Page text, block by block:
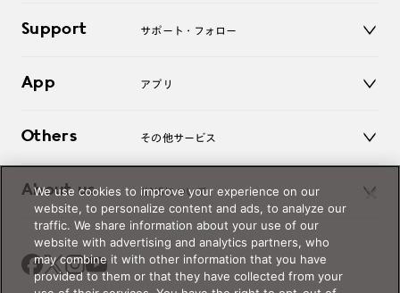
アクセサリー
ログアウト
Support サポート・フォロー
よくあるご質問
お問い合わせ
App アプリ
Others その他サービス
レンズ交換
オンラインギフト
価格案内
About us JINSについて
Magnify Life
会社概要
採用情報
法人のお客様
We use cookies to improve your experience on our
website, to personalize content and ads, to analyze our
traffic. We share information about your use of our
website with advertising and analytics partners, who
may combine it with other information that you have
provided to them or that they have collected from your